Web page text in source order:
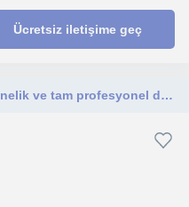
Ücretsiz iletişime geç
Derslerim ilkokul çocuklarına yönelik ve tam profesyonel değildir.